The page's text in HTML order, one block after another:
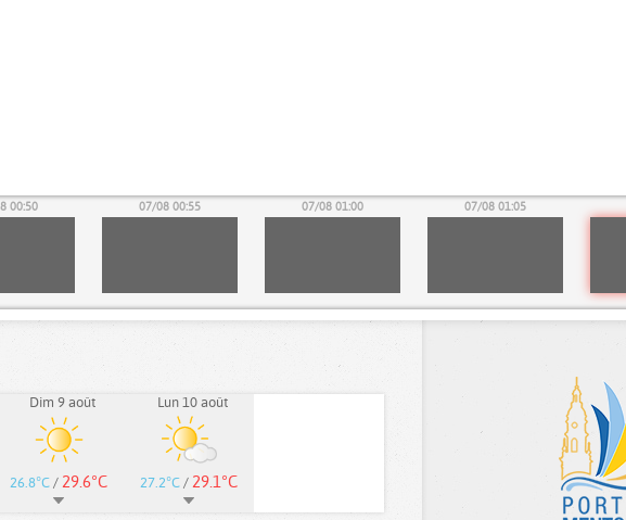
00:50 07/08 00:55 07/08 01:00 07/08 01:05
Dim 9 août
26.8°C / 29.6°C
Lun 10 août
27.2°C / 29.1°C